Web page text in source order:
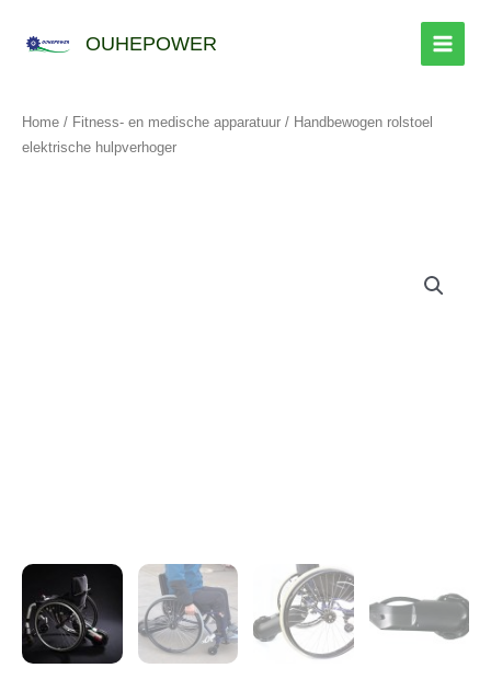
naar
OUHEPOWER
Home / Fitness- en medische apparatuur / Handbewogen rolstoel
elektrische hulpverhoger